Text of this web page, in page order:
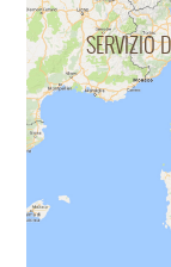
SERVIZIO